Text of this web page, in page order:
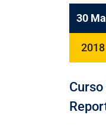
30
2018